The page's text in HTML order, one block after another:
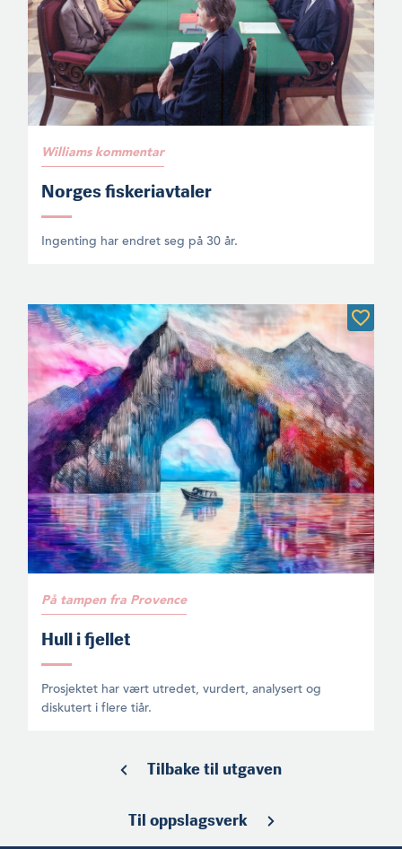
Williams kommentar
Norges fiskeriavtaler
Ingenting har endret seg på 30 år.
På tampen fra Provence
Hull i fjellet
Prosjektet har vært utredet, vurdert, analysert og
diskutert i flere tiår.
Tilbake til utgaven
Til oppslagsverk